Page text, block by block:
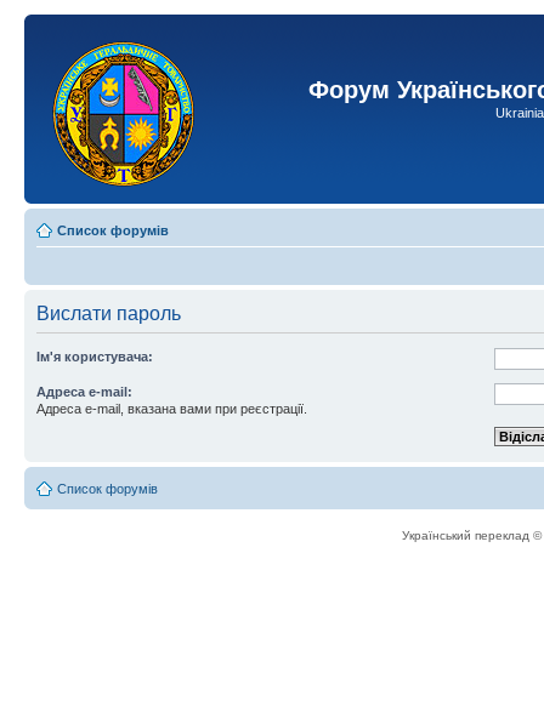
Форум
Список форумів
Вислати пароль
Ім'я користувача:
Адреса e-mail:
Адреса e-mail, вказана вами при реєстрації.
Список форумів
Український переклад